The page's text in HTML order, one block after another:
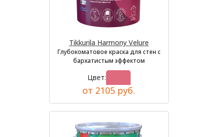
Tikkurila Harmony Velure
Глубокоматовое краска для стен с
бархатистым эффектом
Цвет:
от 2105 руб.